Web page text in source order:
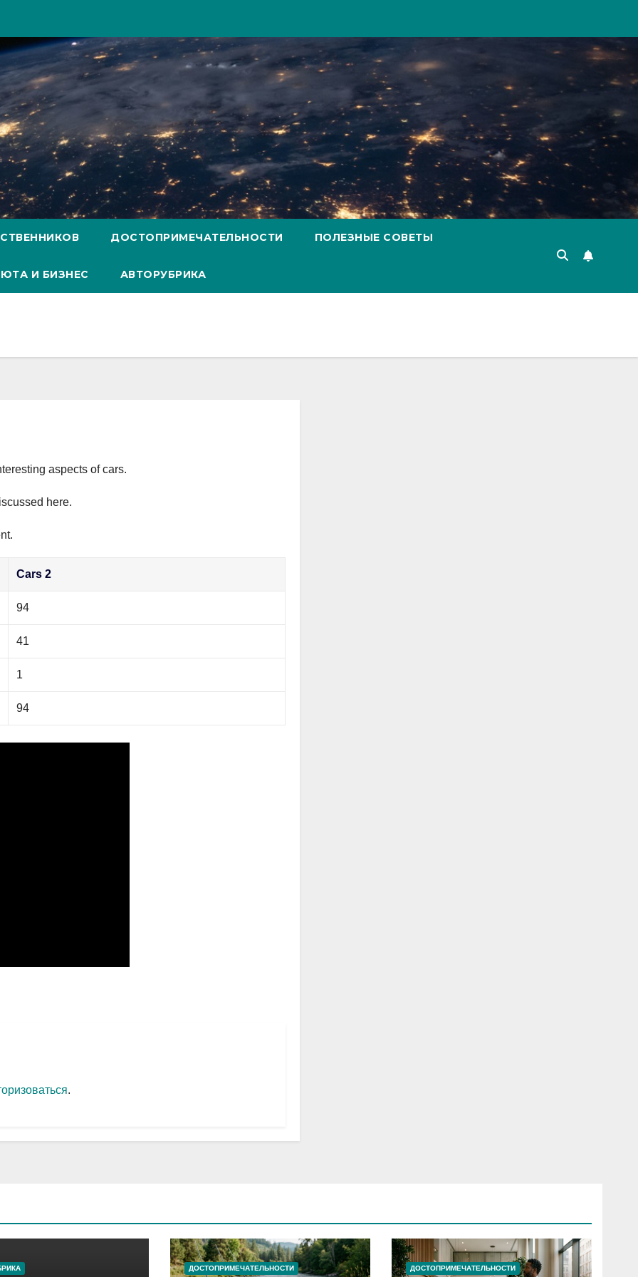
ДОСТОПРИМЕЧАТЕЛЬНОСТИ ПОЛЕЗНЫЕ СОВЕТЫ
И БИЗНЕС АВТОРУБРИКА
aspects of cars.
here.
Cars 2
94
41
1
94
.
ДОСТОПРИМЕЧАТЕЛЬНОСТИ ДОСТОПРИМЕЧАТЕЛЬНОСТИ